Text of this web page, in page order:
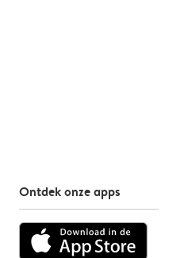
Ontdek onze apps